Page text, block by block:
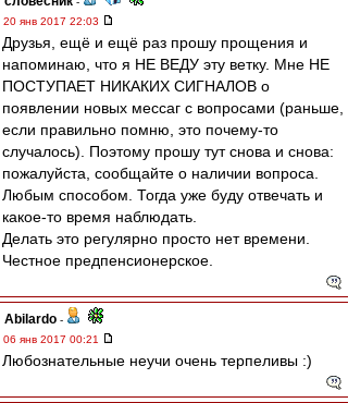
20 янв 2017 22:03
Друзья, ещё и ещё раз прошу прощения и
напоминаю, что я НЕ ВЕДУ эту ветку. Мне НЕ
ПОСТУПАЕТ НИКАКИХ СИГНАЛОВ о
появлении новых мессаг с вопросами (раньше,
если правильно помню, это почему-то
случалось). Поэтому прошу тут снова и снова:
пожалуйста, сообщайте о наличии вопроса.
Любым способом. Тогда уже буду отвечать и
какое-то время наблюдать.
Делать это регулярно просто нет времени.
Честное предпенсионерское.
Abilardo -
06 янв 2017 00:21
Любознательные неучи очень терпеливы :)